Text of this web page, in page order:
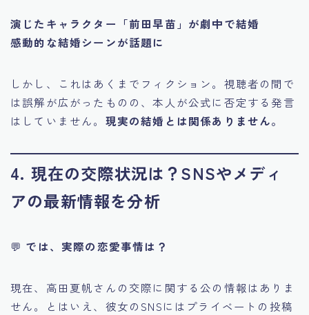
演じたキャラクター「前田早苗」が劇中で結婚
感動的な結婚シーンが話題に
しかし、これはあくまでフィクション。視聴者の間で
は誤解が広がったものの、本人が公式に否定する発言
はしていません。 現実の結婚とは関係ありません。
4. 現在の交際状況は？SNSやメディ
アの最新情報を分析
💬 では、実際の恋愛事情は？
現在、高田夏帆さんの交際に関する公の情報はありま
せん。とはいえ、彼女のSNSにはプライベートの投稿